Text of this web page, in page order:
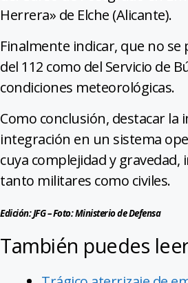
Herrera» de Elche (Alicante).
Finalmente indicar, que no
del 112 como del Servicio de
condiciones meteorológicas.
Como conclusión, destacar
integración en un sistema
cuya complejidad y
tanto militares como civiles.
Edición: JFG – Foto: Ministerio de Defensa
También puedes